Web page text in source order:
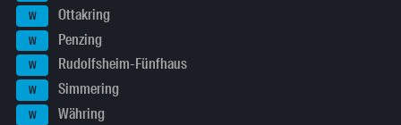
W Ottakring
W Penzing
W Rudolfsheim-Fünfhaus
W Simmering
W Währing